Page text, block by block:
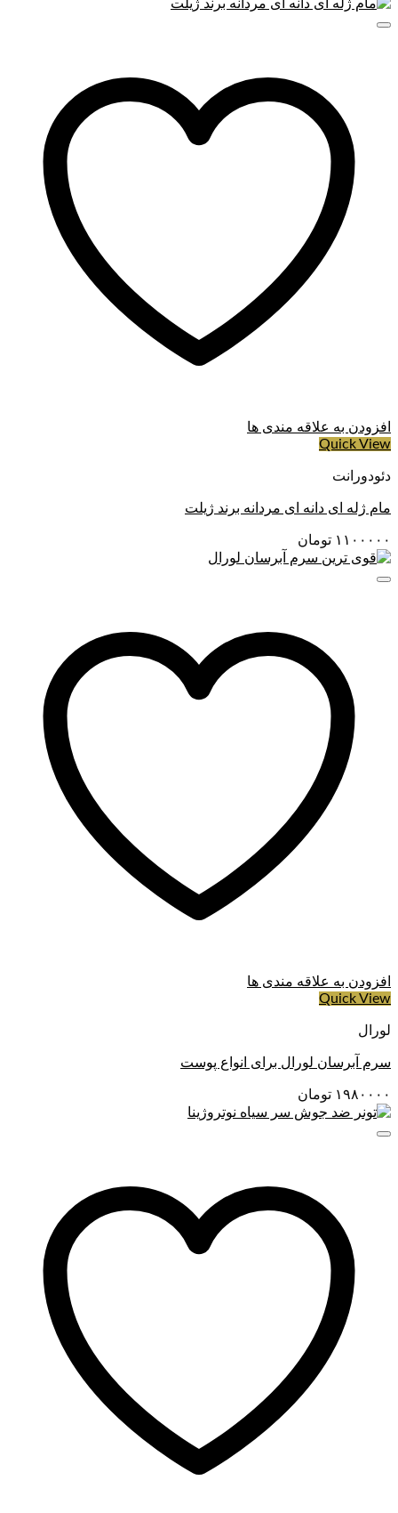
افزودن به علاقه مندی ها
Quick View
دئودورانت
مام ژله ای دانه ای مردانه برند ژیلت
۱۱۰۰۰۰۰ تومان
افزودن به علاقه مندی ها
Quick View
لورال
سرم آبرسان لورال برای انواع پوست
۱۹۸۰۰۰۰ تومان